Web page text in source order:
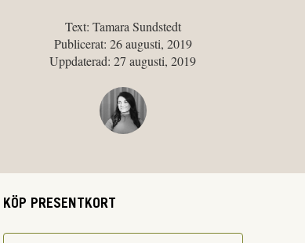
Text: Tamara Sundstedt
Publicerat: 26 augusti, 2019
Uppdaterad: 27 augusti, 2019
KÖP PRESENTKORT